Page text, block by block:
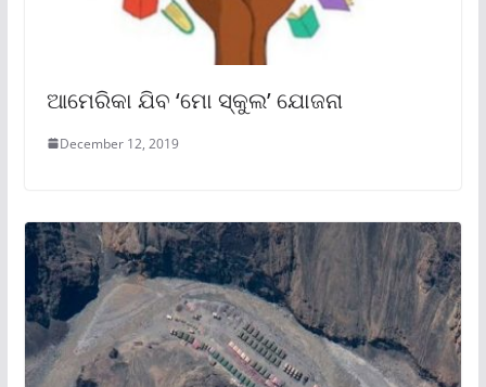
ଆମେରିକା ଯିବ ‘ମୋ ସ୍କୁଲ’ ଯୋଜନା
December 12, 2019